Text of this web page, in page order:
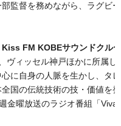
監督を務めながら、ラグビ
FM KOBEサウンドクル
ヴィッセル神戸ほかに所属し
に自身の人脈を生かし、タ
全国の伝統技術の技・価値を
金曜放送のラジオ番組「